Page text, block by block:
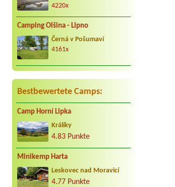
4220x
Camping Olšina - Lipno
Černá v Pošumaví
4161x
Bestbewertete Camps:
Camp Horní Lipka
Králíky
4.83 Punkte
Minikemp Harta
Leskovec nad Moravicí
4.77 Punkte